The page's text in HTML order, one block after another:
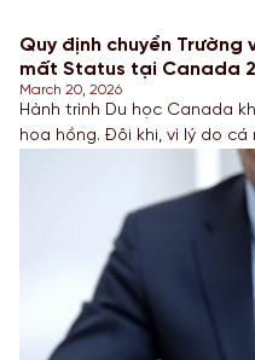
Quy định chuyển Trường
mất Status tại Canada
March 20, 2026
Hành trình Du học Canada
hoa hồng. Đôi khi, vì lý do
thay đổi định hướng nghề
chuyển trường. Tuy nhiên,
phủ Canada đã thắt chặt